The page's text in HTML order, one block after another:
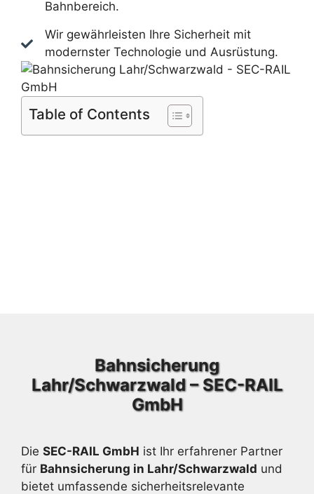
Bahnbereich.
Wir gewährleisten Ihre Sicherheit mit
modernster Technologie und Ausrüstung.
Table of Contents
Bahnsicherung
Lahr/Schwarzwald – SEC-RAIL
GmbH
Die SEC-RAIL GmbH ist Ihr erfahrener Partner
für Bahnsicherung in Lahr/Schwarzwald und
bietet umfassende sicherheitsrelevante